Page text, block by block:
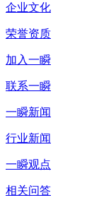
企业文化
荣誉资质
加入一瞬
联系一瞬
一瞬新闻
行业新闻
一瞬观点
相关问答